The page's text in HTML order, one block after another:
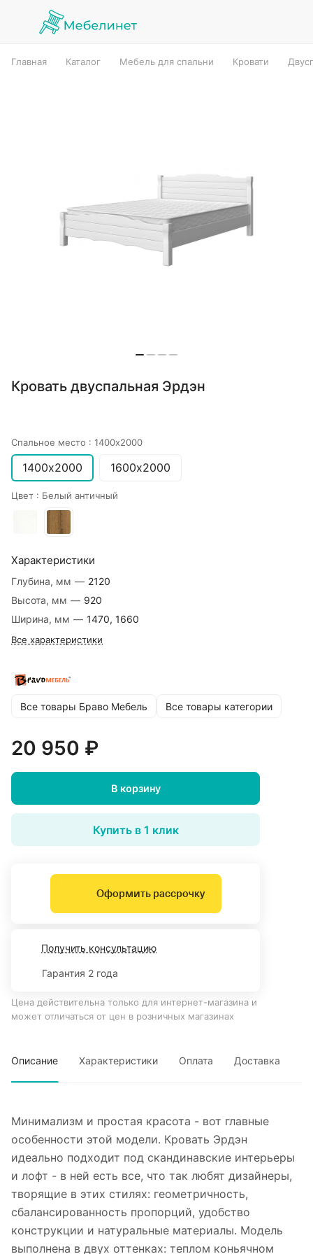
Главная Каталог Мебель для спальни Кровати
Кровать двуспальная Эрдэн
Спальное место : 1400х2000
1400х2000 1600х2000
Цвет : Белый античный
Характеристики
Глубина, мм — 2120
Высота, мм — 920
Ширина, мм — 1470, 1660
Все характеристики
Все товары Браво Мебель Все товары категории
20 950 ₽
В корзину
Купить в 1 клик
Оформить рассрочку
Получить консультацию
Гарантия 2 года
Цена действительна только для интернет-магазина и
может отличаться от цен в розничных магазинах
Описание Характеристики Оплата Доставка
Минимализм и простая красота - вот главные
особенности этой модели. Кровать Эрдэн
идеально подходит под скандинавские интерьеры
и лофт - в ней есть все, что так любят дизайнеры,
творящие в этих стилях: геометричность,
сбалансированность пропорций, удобство
конструкции и натуральные материалы. Модель
выполнена в двух оттенках: теплом коньячном